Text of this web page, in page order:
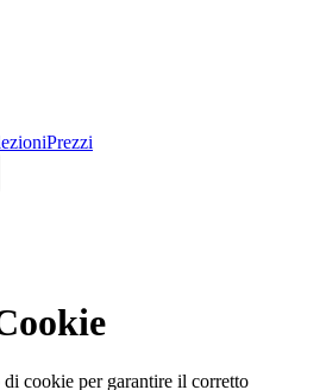
Prezzi
cookie per garantire il corretto